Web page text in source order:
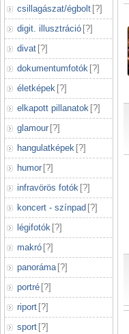
csillagászat/égbolt [?]
digit. illusztráció [?]
divat [?]
dokumentumfotók [?]
életképek [?]
elkapott pillanatok [?]
glamour [?]
hangulatképek [?]
humor [?]
infravörös fotók [?]
koncert - színpad [?]
légifotók [?]
makró [?]
panoráma [?]
portré [?]
riport [?]
sport [?]